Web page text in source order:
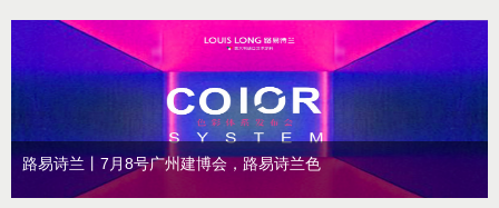
路易诗兰丨7月8号广州建博会，路易诗兰色